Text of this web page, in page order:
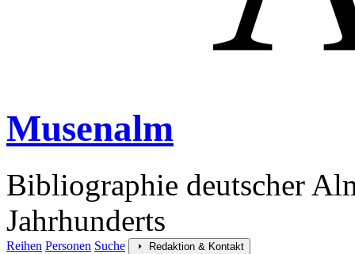
Musenalm
Bibliographie deutscher
Jahrhunderts
Reihen Personen Suche Redaktion & Kontakt